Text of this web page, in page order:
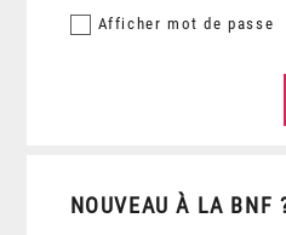
Afficher mot de passe
NOUVEAU À LA BNF